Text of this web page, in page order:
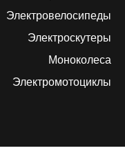
Электровелосипеды
Электроскутеры
Моноколеса
Электромотоциклы